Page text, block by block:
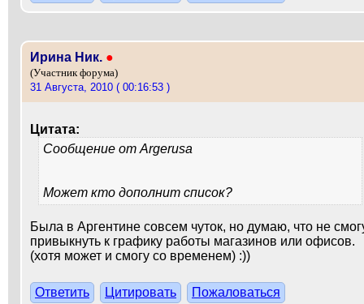
Ирина Ник. ●
(Участник форума)
31 Августа, 2010 ( 00:16:53 )
Цитата:
Сообщение от Argerusa
Может кто дополнит список?
Была в Аргентине совсем чуток, но думаю, что не
привыкнуть к графику работы магазинов или офисов.
(хотя может и смогу со временем) :))
Ответить Цитировать Пожаловаться